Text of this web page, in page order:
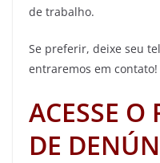
de trabalho.
Se preferir, deixe seu
entraremos em contato!
ACESSE
DE